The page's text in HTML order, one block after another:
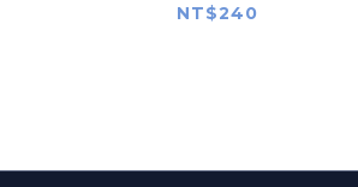
NT$240